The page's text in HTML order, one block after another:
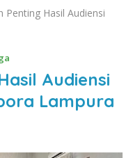
Penting Hasil Audiensi
Audiensi
Lampura